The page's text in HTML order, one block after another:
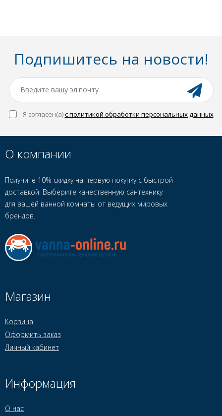
Подпишитесь на новости!
Я согласен(a)с политикой обработки персональных данных
О компании
Получите 10% скидку на первую покупку с быстрой
доставкой. Выберите качественную сантехнику
для вашей ванной комнаты от ведущих мировых
брендов.
Магазин
Корзина
Оформить заказ
Личный кабинет
Информация
О нас